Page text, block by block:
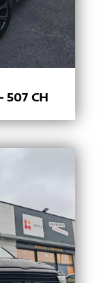
507 CH